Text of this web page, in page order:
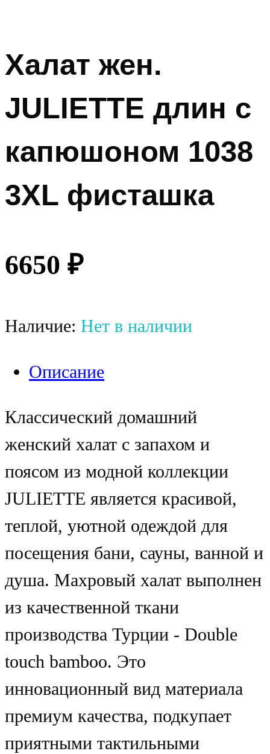
Халат жен.
JULIETTE длин с
капюшоном 1038
3XL фисташка
6650 ₽
Наличие: Нет в наличии
Описание
Классический домашний
женский халат с запахом и
поясом из модной коллекции
JULIETTE является красивой,
теплой, уютной одеждой для
посещения бани, сауны, ванной и
душа. Махровый халат выполнен
из качественной ткани
производства Турции - Double
touch bamboo. Это
инновационный вид материала
премиум качества, подкупает
приятными тактильными